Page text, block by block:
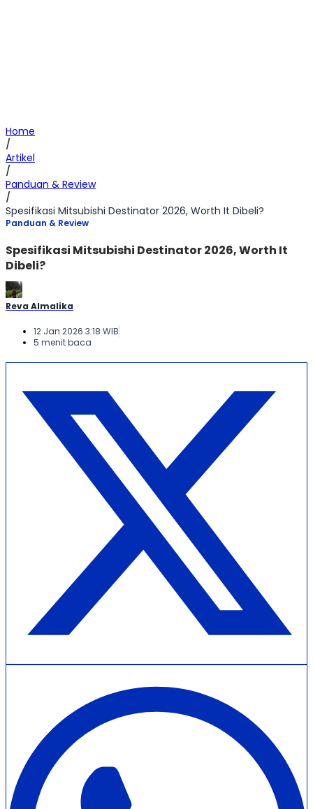
Home
/
Artikel
/
Panduan & Review
/
Spesifikasi Mitsubishi Destinator 2026, Worth It Dibeli?
Panduan & Review
Spesifikasi Mitsubishi Destinator 2026, Worth It
Dibeli?
Reva Almalika
12 Jan 2026 3:18 WIB
5 menit baca